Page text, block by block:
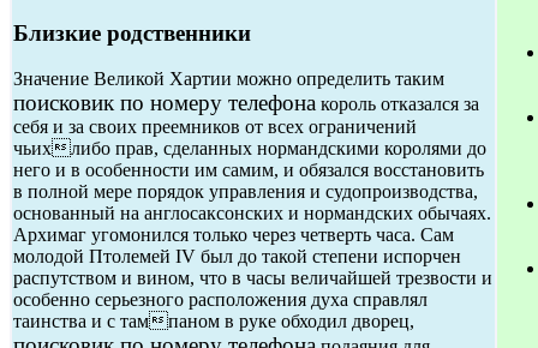
Близкие родственники
Значение Великой Хартии можно определить таким
поисковик по номеру телефона король отказался за
себя и за своих преемников от всех ограничений
чьихлибо прав, сделанных нормандскими королями до
него и в особенности им самим, и обязался восстановить
в полной мере порядок управления и судопроизводства,
основанный на англосаксонских и нормандских обычаях.
Архимаг угомонился только через четверть часа. Сам
молодой Птолемей IV был до такой степени испорчен
распутством и вином, что в часы величайшей трезвости и
особенно серьезного расположения духа справлял
таинства и с тампаном в руке обходил дворец,